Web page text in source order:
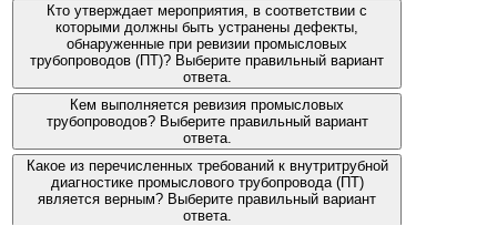
Кто утверждает мероприятия, в соответствии с
которыми должны быть устранены дефекты,
обнаруженные при ревизии промысловых
трубопроводов (ПТ)? Выберите правильный вариант
ответа.
Кем выполняется ревизия промысловых
трубопроводов? Выберите правильный вариант
ответа.
Какое из перечисленных требований к внутритрубной
диагностике промыслового трубопровода (ПТ)
является верным? Выберите правильный вариант
ответа.